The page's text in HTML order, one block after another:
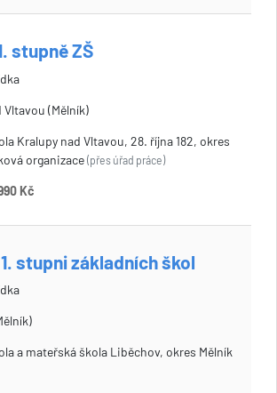
stupně ZŠ
Vltavou (Mělník)
Kralupy nad Vltavou, 28. října 182, okres
organizace (přes úřad práce)
Kč
stupni základních škol
a mateřská škola Liběchov, okres Mělník